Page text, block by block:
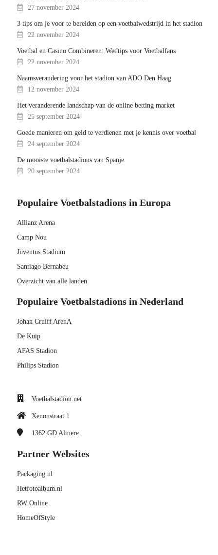
27 november 2024
3 tips om je voor te bereiden op een voetbalwedstrijd in het stadion
22 november 2024
Voetbal en Casino Combineren: Wedtips voor Voetbalfans
22 november 2024
Naamsverandering voor het stadion van ADO Den Haag
12 november 2024
Het veranderende landschap van de online betting market
25 september 2024
Goede manieren om geld te verdienen met je kennis over voetbal
24 september 2024
De mooiste voetbalstadions van Spanje
20 september 2024
Populaire Voetbalstadions in Europa
Allianz Arena
Camp Nou
Juventus Stadium
Santiago Bernabeu
Overzicht van alle landen
Populaire Voetbalstadions in Nederland
Johan Cruiff ArenA
De Kuip
AFAS Stadion
Philips Stadion
Voetbalstadion.net
Xenonstraat 1
1362 GD Almere
Partner Websites
Packaging.nl
Hetfotoalbum.nl
RW Online
HomeOfStyle